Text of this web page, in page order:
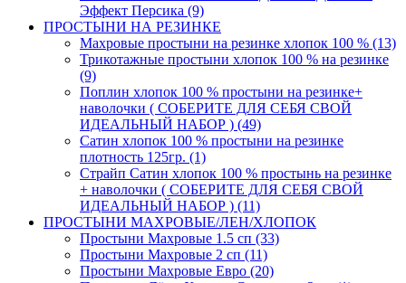
Эффект Персика (9)
ПРОСТЫНИ НА РЕЗИНКЕ
Махровые простыни на резинке хлопок 100 % (13)
Трикотажные простыни хлопок 100 % на резинке
(9)
Поплин хлопок 100 % простыни на резинке+
наволочки ( СОБЕРИТЕ ДЛЯ СЕБЯ СВОЙ
ИДЕАЛЬНЫЙ НАБОР ) (49)
Сатин хлопок 100 % простыни на резинке
плотность 125гр. (1)
Страйп Сатин хлопок 100 % простынь на резинке
+ наволочки ( СОБЕРИТЕ ДЛЯ СЕБЯ СВОЙ
ИДЕАЛЬНЫЙ НАБОР ) (11)
ПРОСТЫНИ МАХРОВЫЕ/ЛЕН/ХЛОПОК
Простыни Махровые 1.5 сп (33)
Простыни Махровые 2 сп (11)
Простыни Махровые Евро (20)